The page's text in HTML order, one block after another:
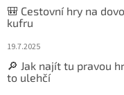
🎒 Cestovní hry na
kufru
19.7.2025
🔎 Jak najít tu pravou
to ulehčí